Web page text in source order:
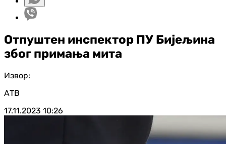
Отпуштен инспектор ПУ Бијељина
због примања мита
Извор:
АТВ
17.11.2023 10:26